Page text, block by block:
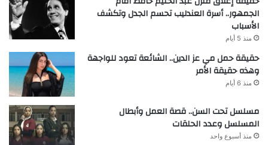
الجمهور.. أسرة العندليب تحسم الجدل وتكشف
الأسباب
منذ 5 أيام
حقيقة حمل مي عز الدين.. الشائعة تعود للواجهة
وهذه حقيقة الأمر
منذ 6 أيام
مسلسل تحت السن.. قصة العمل وأبطال
المسلسل وعدد الحلقات
منذ أسبوع واحد